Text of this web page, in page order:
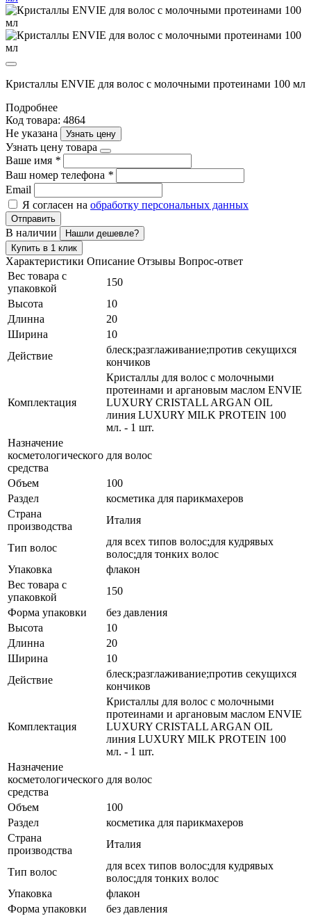
Кристаллы ENVIE для волос с молочными протеинами 100 мл
Подробнее
Код товара: 4864
Не указана
Узнать цену
Узнать цену товара
Ваше имя *
Ваш номер телефона *
Email
Я согласен на обработку персональных данных
Отправить
В наличии
Нашли дешевле?
Купить в 1 клик
Характеристики Описание Отзывы Вопрос-ответ
Вес товара с
упаковкой
150
Высота
10
Длинна
20
Ширина
10
Действие
блеск;разглаживание;против секущихся
кончиков
Комплектация
Кристаллы для волос с молочными
протеинами и аргановым маслом ENVIE
LUXURY CRISTALL ARGAN OIL
линия LUXURY MILK PROTEIN 100
мл. - 1 шт.
Назначение
косметологического
средства
для волос
Объем
100
Раздел
косметика для парикмахеров
Страна
производства
Италия
Тип волос
для всех типов волос;для кудрявых
волос;для тонких волос
Упаковка
флакон
Вес товара с
упаковкой
150
Форма упаковки
без давления
Высота
10
Длинна
20
Ширина
10
Действие
блеск;разглаживание;против секущихся
кончиков
Комплектация
Кристаллы для волос с молочными
протеинами и аргановым маслом ENVIE
LUXURY CRISTALL ARGAN OIL
линия LUXURY MILK PROTEIN 100
мл. - 1 шт.
Назначение
косметологического
средства
для волос
Объем
100
Раздел
косметика для парикмахеров
Страна
производства
Италия
Тип волос
для всех типов волос;для кудрявых
волос;для тонких волос
Упаковка
флакон
Форма упаковки
без давления